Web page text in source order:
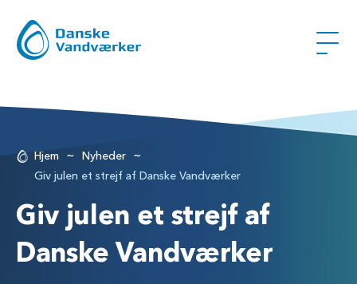
Hjem ~ Nyheder ~
Giv julen et strejf af Danske Vandværker
Giv julen et strejf af
Danske Vandværker